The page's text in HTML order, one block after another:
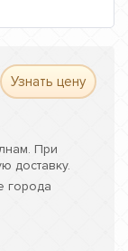
Узнать цену
При
доставку.
города